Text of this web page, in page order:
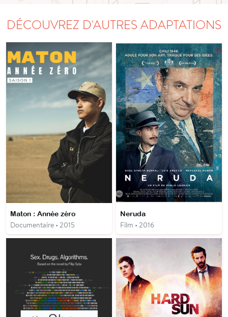
DÉCOUVREZ D'AUTRES ADAPTATIONS
Maton : Année zéro
Documentaire • 2015
Neruda
Film • 2016